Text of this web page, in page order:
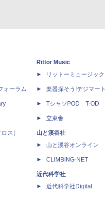
ォーラム
ス）
Rittor Music
リットーミュージック
楽器探そう!デジマート
TシャツPOD T-OD
立東舎
山と溪谷社
山と溪谷オンライン
CLIMBING-NET
近代科学社
近代科学社Digital